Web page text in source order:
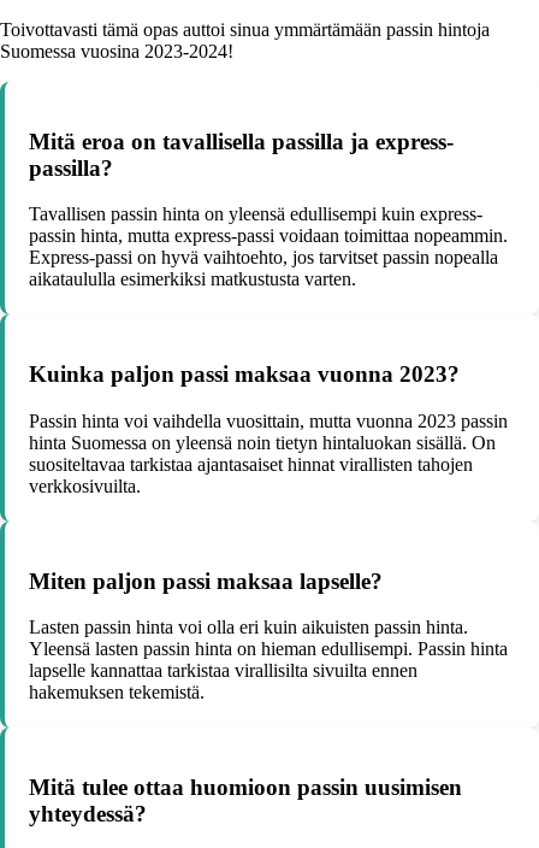
Toivottavasti tämä opas auttoi sinua ymmärtämään passin hintoja
Suomessa vuosina 2023-2024!
Mitä eroa on tavallisella passilla ja express-
passilla?
Tavallisen passin hinta on yleensä edullisempi kuin express-
passin hinta, mutta express-passi voidaan toimittaa nopeammin.
Express-passi on hyvä vaihtoehto, jos tarvitset passin nopealla
aikataululla esimerkiksi matkustusta varten.
Kuinka paljon passi maksaa vuonna 2023?
Passin hinta voi vaihdella vuosittain, mutta vuonna 2023 passin
hinta Suomessa on yleensä noin tietyn hintaluokan sisällä. On
suositeltavaa tarkistaa ajantasaiset hinnat virallisten tahojen
verkkosivuilta.
Miten paljon passi maksaa lapselle?
Lasten passin hinta voi olla eri kuin aikuisten passin hinta.
Yleensä lasten passin hinta on hieman edullisempi. Passin hinta
lapselle kannattaa tarkistaa virallisilta sivuilta ennen
hakemuksen tekemistä.
Mitä tulee ottaa huomioon passin uusimisen
yhteydessä?